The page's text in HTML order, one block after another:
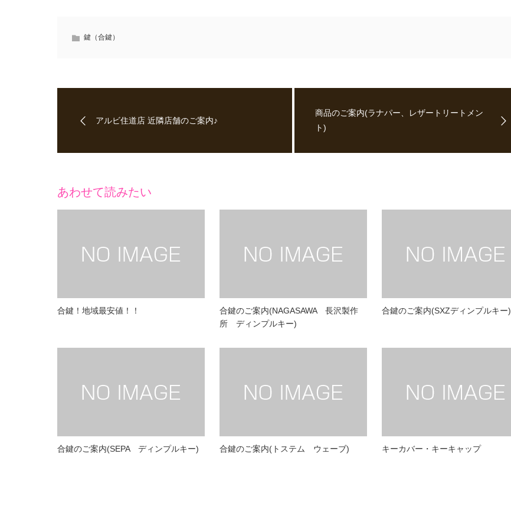
鍵（合鍵）
アルビ住道店 近隣店舗のご案内♪
商品のご案内(ラナパー、レザートリートメン
ト)
あわせて読みたい
合鍵！地域最安値！！
合鍵のご案内(NAGASAWA 長沢製作
所 ディンプルキー)
合鍵のご案内(SXZディンプルキー)
合鍵のご案内(SEPA ディンプルキー) 合鍵のご案内(トステム ウェーブ) キーカバー・キーキャップ